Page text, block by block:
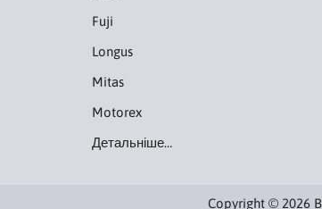
Fuji
Longus
Mitas
Motorex
Детальніше…
Copyright © 2026